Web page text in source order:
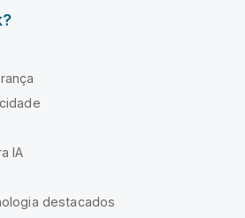
IA
destacados